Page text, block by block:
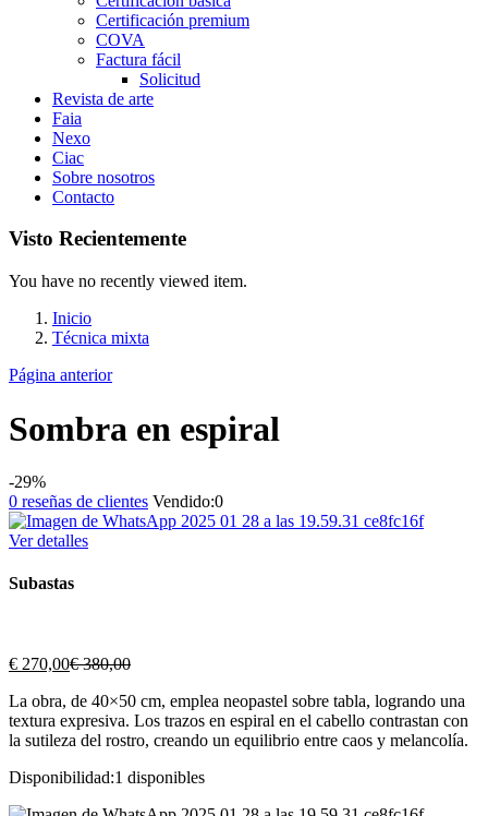
Certificación premium
COVA
Factura fácil
Solicitud
Revista de arte
Faia
Nexo
Ciac
Sobre nosotros
Contacto
Visto Recientemente
You have no recently viewed item.
Inicio
Técnica mixta
Página anterior
Sombra en espiral
-29%
0 reseñas de clientes Vendido:0
Ver detalles
Subastas
€ 270,00El
actual
es:
€ 270,00.
€380,00El
original
era:
€ 380,00.
La obra, de 40×50 cm, emplea neopastel sobre tabla, logrando una
textura expresiva. Los trazos en espiral en el cabello contrastan con
la sutileza del rostro, creando un equilibrio entre caos y melancolía.
Disponibilidad:1 disponibles